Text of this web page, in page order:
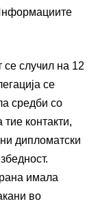
случил на 12
се
средби со
контакти,
дипломатски
имала
во